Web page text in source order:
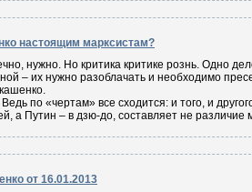
настоящим марксистам?
нужно. Но критика критике рознь. Одно
– их нужно разоблачать и необходимо
по «чертам» все сходится: и того, и
а Путин – в дзю-до, составляет не
от 16.01.2013